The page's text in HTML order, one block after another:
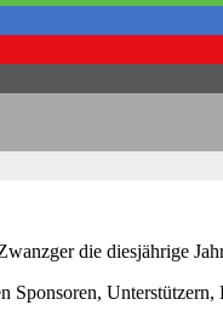
die diesjährige
Sponsoren,